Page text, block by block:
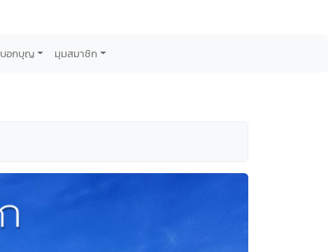
บอกบุญ มุมสมาชิก